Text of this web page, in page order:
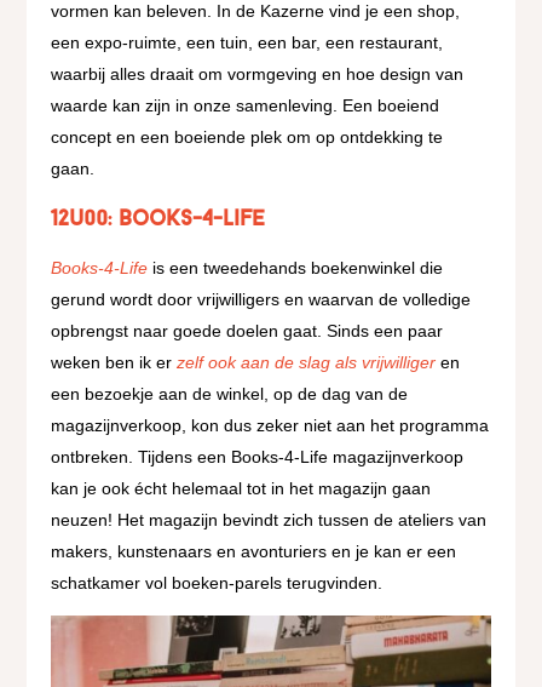
vormen kan beleven. In de Kazerne vind je een shop,
een expo-ruimte, een tuin, een bar, een restaurant,
waarbij alles draait om vormgeving en hoe design van
waarde kan zijn in onze samenleving. Een boeiend
concept en een boeiende plek om op ontdekking te
gaan.
12u00: Books-4-Life
Books-4-Life is een tweedehands boekenwinkel die
gerund wordt door vrijwilligers en waarvan de volledige
opbrengst naar goede doelen gaat. Sinds een paar
weken ben ik er zelf ook aan de slag als vrijwilliger en
een bezoekje aan de winkel, op de dag van de
magazijnverkoop, kon dus zeker niet aan het programma
ontbreken. Tijdens een Books-4-Life magazijnverkoop
kan je ook écht helemaal tot in het magazijn gaan
neuzen! Het magazijn bevindt zich tussen de ateliers van
makers, kunstenaars en avonturiers en je kan er een
schatkamer vol boeken-parels terugvinden.